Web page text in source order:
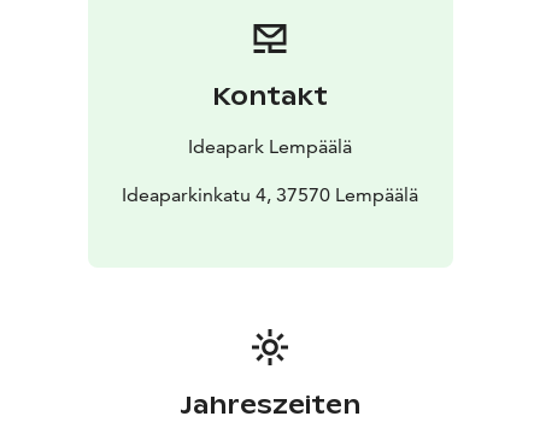
Kontakt
Ideapark Lempäälä
Ideaparkinkatu 4, 37570 Lempäälä
Jahreszeiten